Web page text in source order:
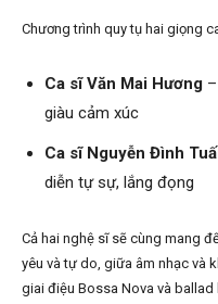
Chương trình quy tụ hai giọng
Ca sĩ Văn Mai Hương
giàu cảm xúc
Ca sĩ Nguyễn Đình
diễn tự sự, lắng đọng
Cả hai nghệ sĩ sẽ cùng mang
yêu và tự do, giữa âm nhạc và
giai điệu Bossa Nova và